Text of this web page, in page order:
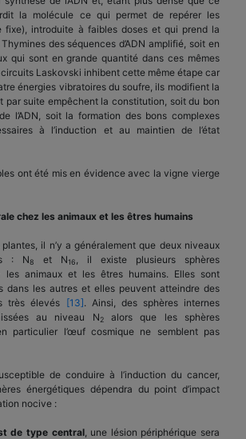
la molécule ce qui permet de repérer les
fixe), introduite à faibles doses et qui prend la
des séquences d’ADN amplifié, soit en
qui sont en grande quantité dans ces mêmes
Laskovski inhibent cette même étape car
énergies vibratoires du soufre, ils modifient la
par suite empêchent la constitution, soit du bon
l’ADN, soit la formation des bons complexes
à l’induction et au maintien de l’état
ont été mis en évidence avec la vigne vierge
chez les animaux et les êtres humains
il n’y a généralement que deux niveaux
: N8 et N16
, il existe plusieurs sphères
les animaux et les êtres humains. Elles sont
dans les autres et elles peuvent atteindre des
très élevés [13]. Ainsi, des sphères internes
au niveau N2alors que les sphères
particulier l’œuf cosmique ne semblent pas
de conduire à l’induction du cancer,
énergétiques dépendra du point d’impact
nocive :
de type central, une lésion périphérique sera